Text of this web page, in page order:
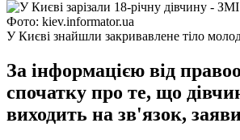
Фото: kiev.informator.ua
У Києві знайшли закривавлене тіло
За інформацією від
спочатку про те, що
виходить на зв'язок,